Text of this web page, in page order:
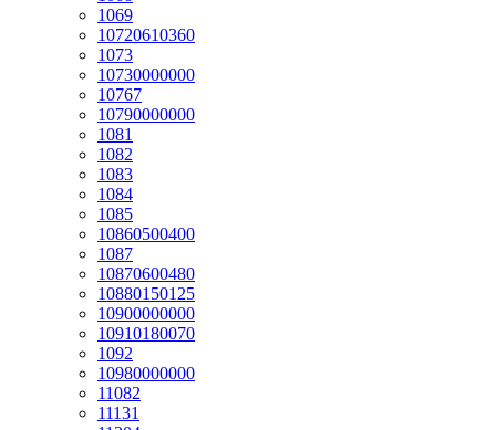
1069
10720610360
1073
10730000000
10767
10790000000
1081
1082
1083
1084
1085
10860500400
1087
10870600480
10880150125
10900000000
10910180070
1092
10980000000
11082
11131